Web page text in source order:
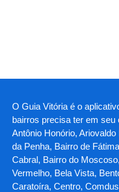
O Guia Vitória é o
bairros precisa ter em seu
Antônio Honório,
da Penha, Bairro de
Cabral, Bairro do
Vermelho, Bela Vista,
Caratoíra, Centro,